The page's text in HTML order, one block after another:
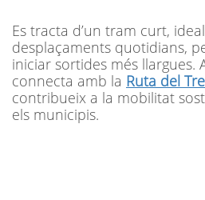
Es tracta d’un tram curt,
desplaçaments quotidians,
iniciar sortides més llargues.
connecta amb la Ruta del
contribueix a la mobilitat
els municipis.